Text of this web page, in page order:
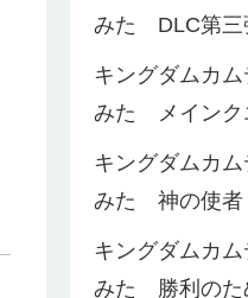
みた DLC第三
キングダムカ
みた メインク
キングダムカ
みた 神の使者
キングダムカ
みた 勝利のた